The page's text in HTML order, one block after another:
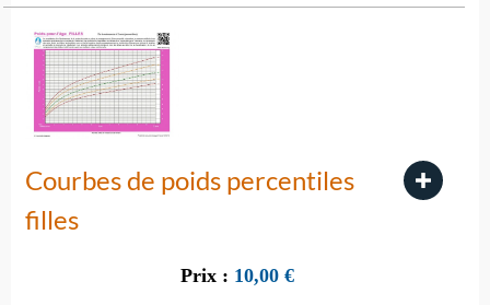
Courbes de poids percentiles
filles
Prix : 10,00 €